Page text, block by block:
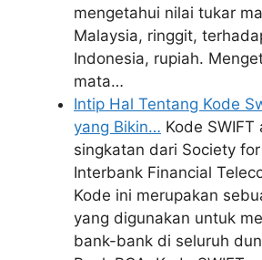
mengetahui nilai tukar
Malaysia, ringgit,
Indonesia, rupiah.
mata…
Intip Hal Tentang Kode
yang Bikin… Kode SWIFT
singkatan dari Society
Interbank Financial
Kode ini merupakan
yang digunakan untuk
bank-bank di seluruh